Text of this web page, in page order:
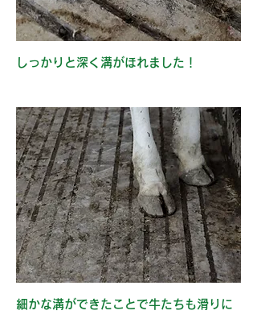
しっかりと深く溝がほれました！
細かな溝ができたことで牛たちも滑りに